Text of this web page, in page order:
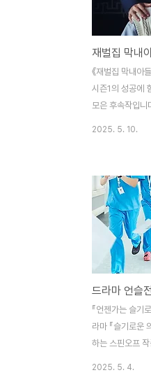
《재벌집 막내아
시즌1의 성공에
모은 후속작입니
들》은 2022년
흥행을 거두며
을 거두었습니
게 결정되었고,
니다. 시즌2의
어 있으며,
플랫폼에서 방영
출은 시즌1의 성
이 맡았으며, 각
가 그대로 이..
2025. 5. 10.
『언젠가는 슬기
라마 『슬기로운
하는 스핀오프
2025. 5. 4.